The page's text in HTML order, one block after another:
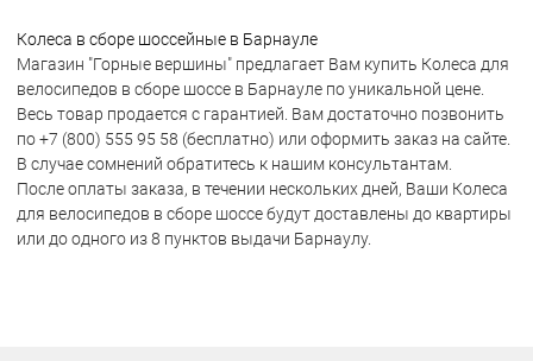
Колеса в сборе шоссейные в Барнауле
Магазин "Горные вершины" предлагает Вам купить Колеса для
велосипедов в сборе шоссе в Барнауле по уникальной цене.
Весь товар продается с гарантией. Вам достаточно позвонить
по +7 (800) 555 95 58 (бесплатно) или оформить заказ на сайте.
В случае сомнений обратитесь к нашим консультантам.
После оплаты заказа, в течении нескольких дней, Ваши Колеса
для велосипедов в сборе шоссе будут доставлены до квартиры
или до одного из 8 пунктов выдачи Барнаулу.